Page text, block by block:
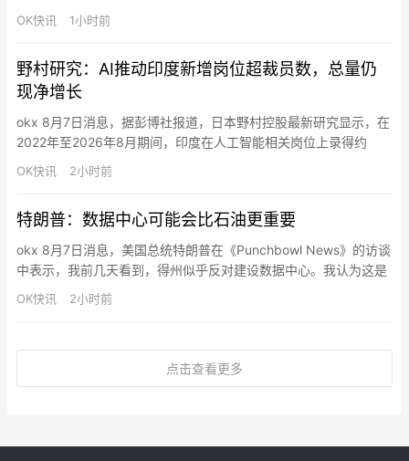
采取行动，“保障美国及盟友的关键矿产供应”。路透社的报道称，
美国现正急需关键矿产来补充对伊朗战事期间耗损的武器库存。在
空拦截弹。美国国防官员和议员均警告称，鉴于现有产能受限，
补…
OK快讯 1小时前
野村研究：AI推动印度新增岗位超裁员数，总量仍
现净增长
okx 8月7日消息，据彭博社报道，日本野村控股最新研究显示，在
2022年至2026年8月期间，印度在人工智能相关岗位上录得约
8.31万次招聘，而裁员及自然流失约3.19万次，AI带来的新增就业
显著超过岗位减少。报告基于亚洲69个典型案例统计称，印度因体
机器人替代的客服与支持岗位，而新增岗位主要为…
OK快讯 2小时前
特朗普：数据中心可能会比石油更重要
okx 8月7日消息，美国总统特朗普在《Punchbowl News》的访谈
中表示，我前几天看到，得州似乎反对建设数据中心。我认为这是
一个错误。我并不是在表明立场——我只是觉得这是一个错误，因
为还有其他社区希望建设数据中心。当一个社区愿意接纳数据中心
我看到的一些数据中心，是我见过的最不可思议的建筑。…
OK快讯 2小时前
点击查看更多